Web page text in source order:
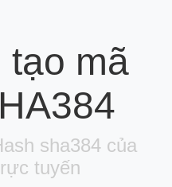
sha384 của
tuyến